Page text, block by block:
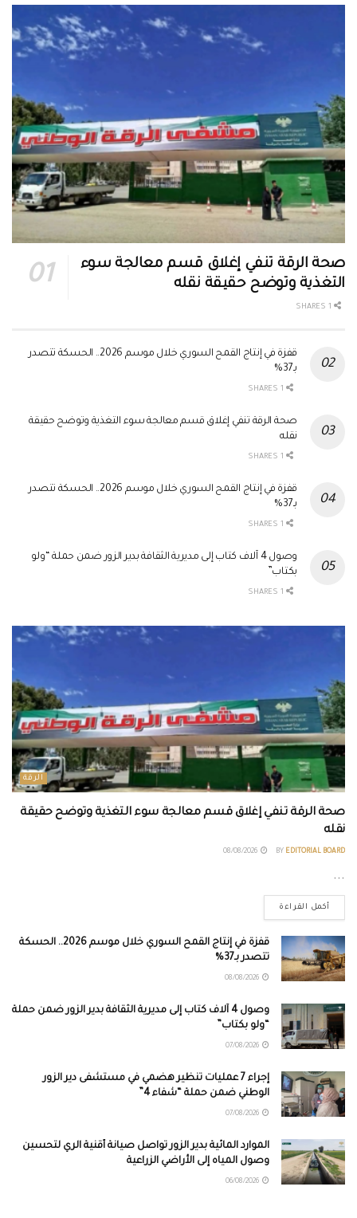
صحة الرقة تنفي إغلاق قسم معالجة سوء
التغذية وتوضح حقيقة نقله
قفزة في إنتاج القمح السوري خلال موسم 2026.. الحسكة تتصدر
بـ37%
صحة الرقة تنفي إغلاق قسم معالجة سوء التغذية وتوضح حقيقة
نقله
قفزة في إنتاج القمح السوري خلال موسم 2026.. الحسكة تتصدر
بـ37%
وصول 4 آلاف كتاب إلى مديرية الثقافة بدير الزور ضمن حملة “ولو
بكتاب”
الرقة
صحة الرقة تنفي إغلاق قسم معالجة سوء التغذية وتوضح حقيقة
نقله
BY EDITORIAL BOARD
...
أكمل القراءة
قفزة في إنتاج القمح السوري خلال موسم 2026.. الحسكة
تتصدر بـ37%
وصول 4 آلاف كتاب إلى مديرية الثقافة بدير الزور ضمن حملة
“ولو بكتاب”
إجراء 7 عمليات تنظير هضمي في مستشفى دير الزور
الوطني ضمن حملة “شفاء 4”
الموارد المائية بدير الزور تواصل صيانة أقنية الري لتحسين
وصول المياه إلى الأراضي الزراعية